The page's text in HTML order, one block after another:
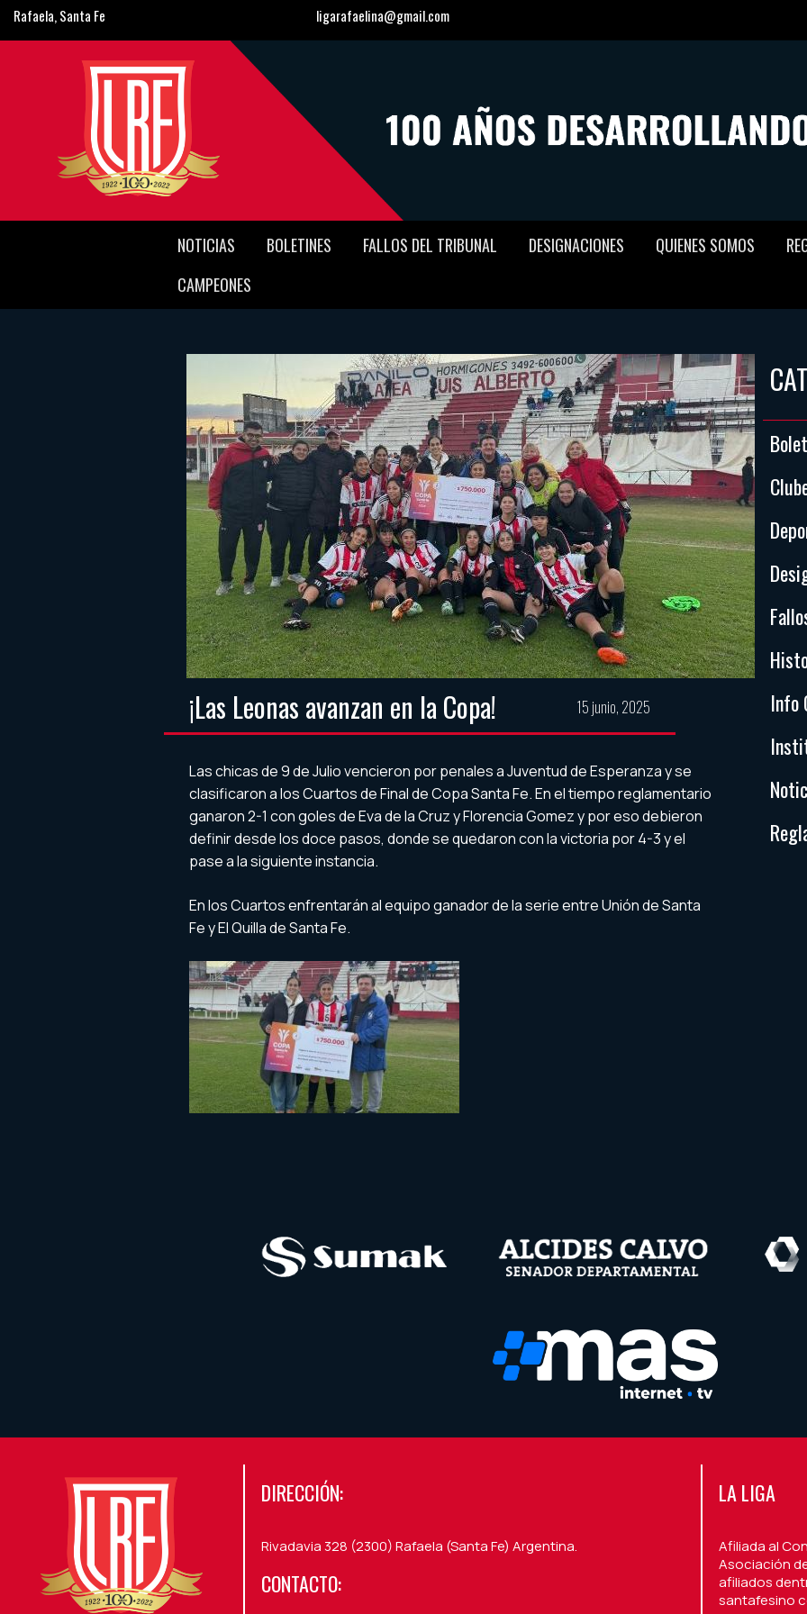
Rafaela, Santa Fe ligarafaelina@gmail.com
NOTICIAS BOLETINES FALLOS DEL TRIBUNAL DESIGNACIONES QUIENES SOMOS
CAMPEONES
¡Las Leonas avanzan en la Copa! 15 junio, 2025
Las chicas de 9 de Julio vencieron por penales a Juventud de Esperanza y se
clasificaron a los Cuartos de Final de Copa Santa Fe. En el tiempo reglamentario
ganaron 2-1 con goles de Eva de la Cruz y Florencia Gomez y por eso debieron
definir desde los doce pasos, donde se quedaron con la victoria por 4-3 y el
pase a la siguiente instancia.
En los Cuartos enfrentarán al equipo ganador de la serie entre Unión de Santa
Fe y El Quilla de Santa Fe.
Info
DIRECCIÓN:
Rivadavia 328 (2300) Rafaela (Santa Fe) Argentina.
CONTACTO:
LA LIGA
Afiliada al
Asociación
afiliados
santafesino